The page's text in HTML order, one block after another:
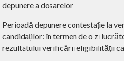
depunere a dosarelor;
Perioadă depunere contestație la
candidaților: în termen de o zi
rezultatului verificării eligibilității